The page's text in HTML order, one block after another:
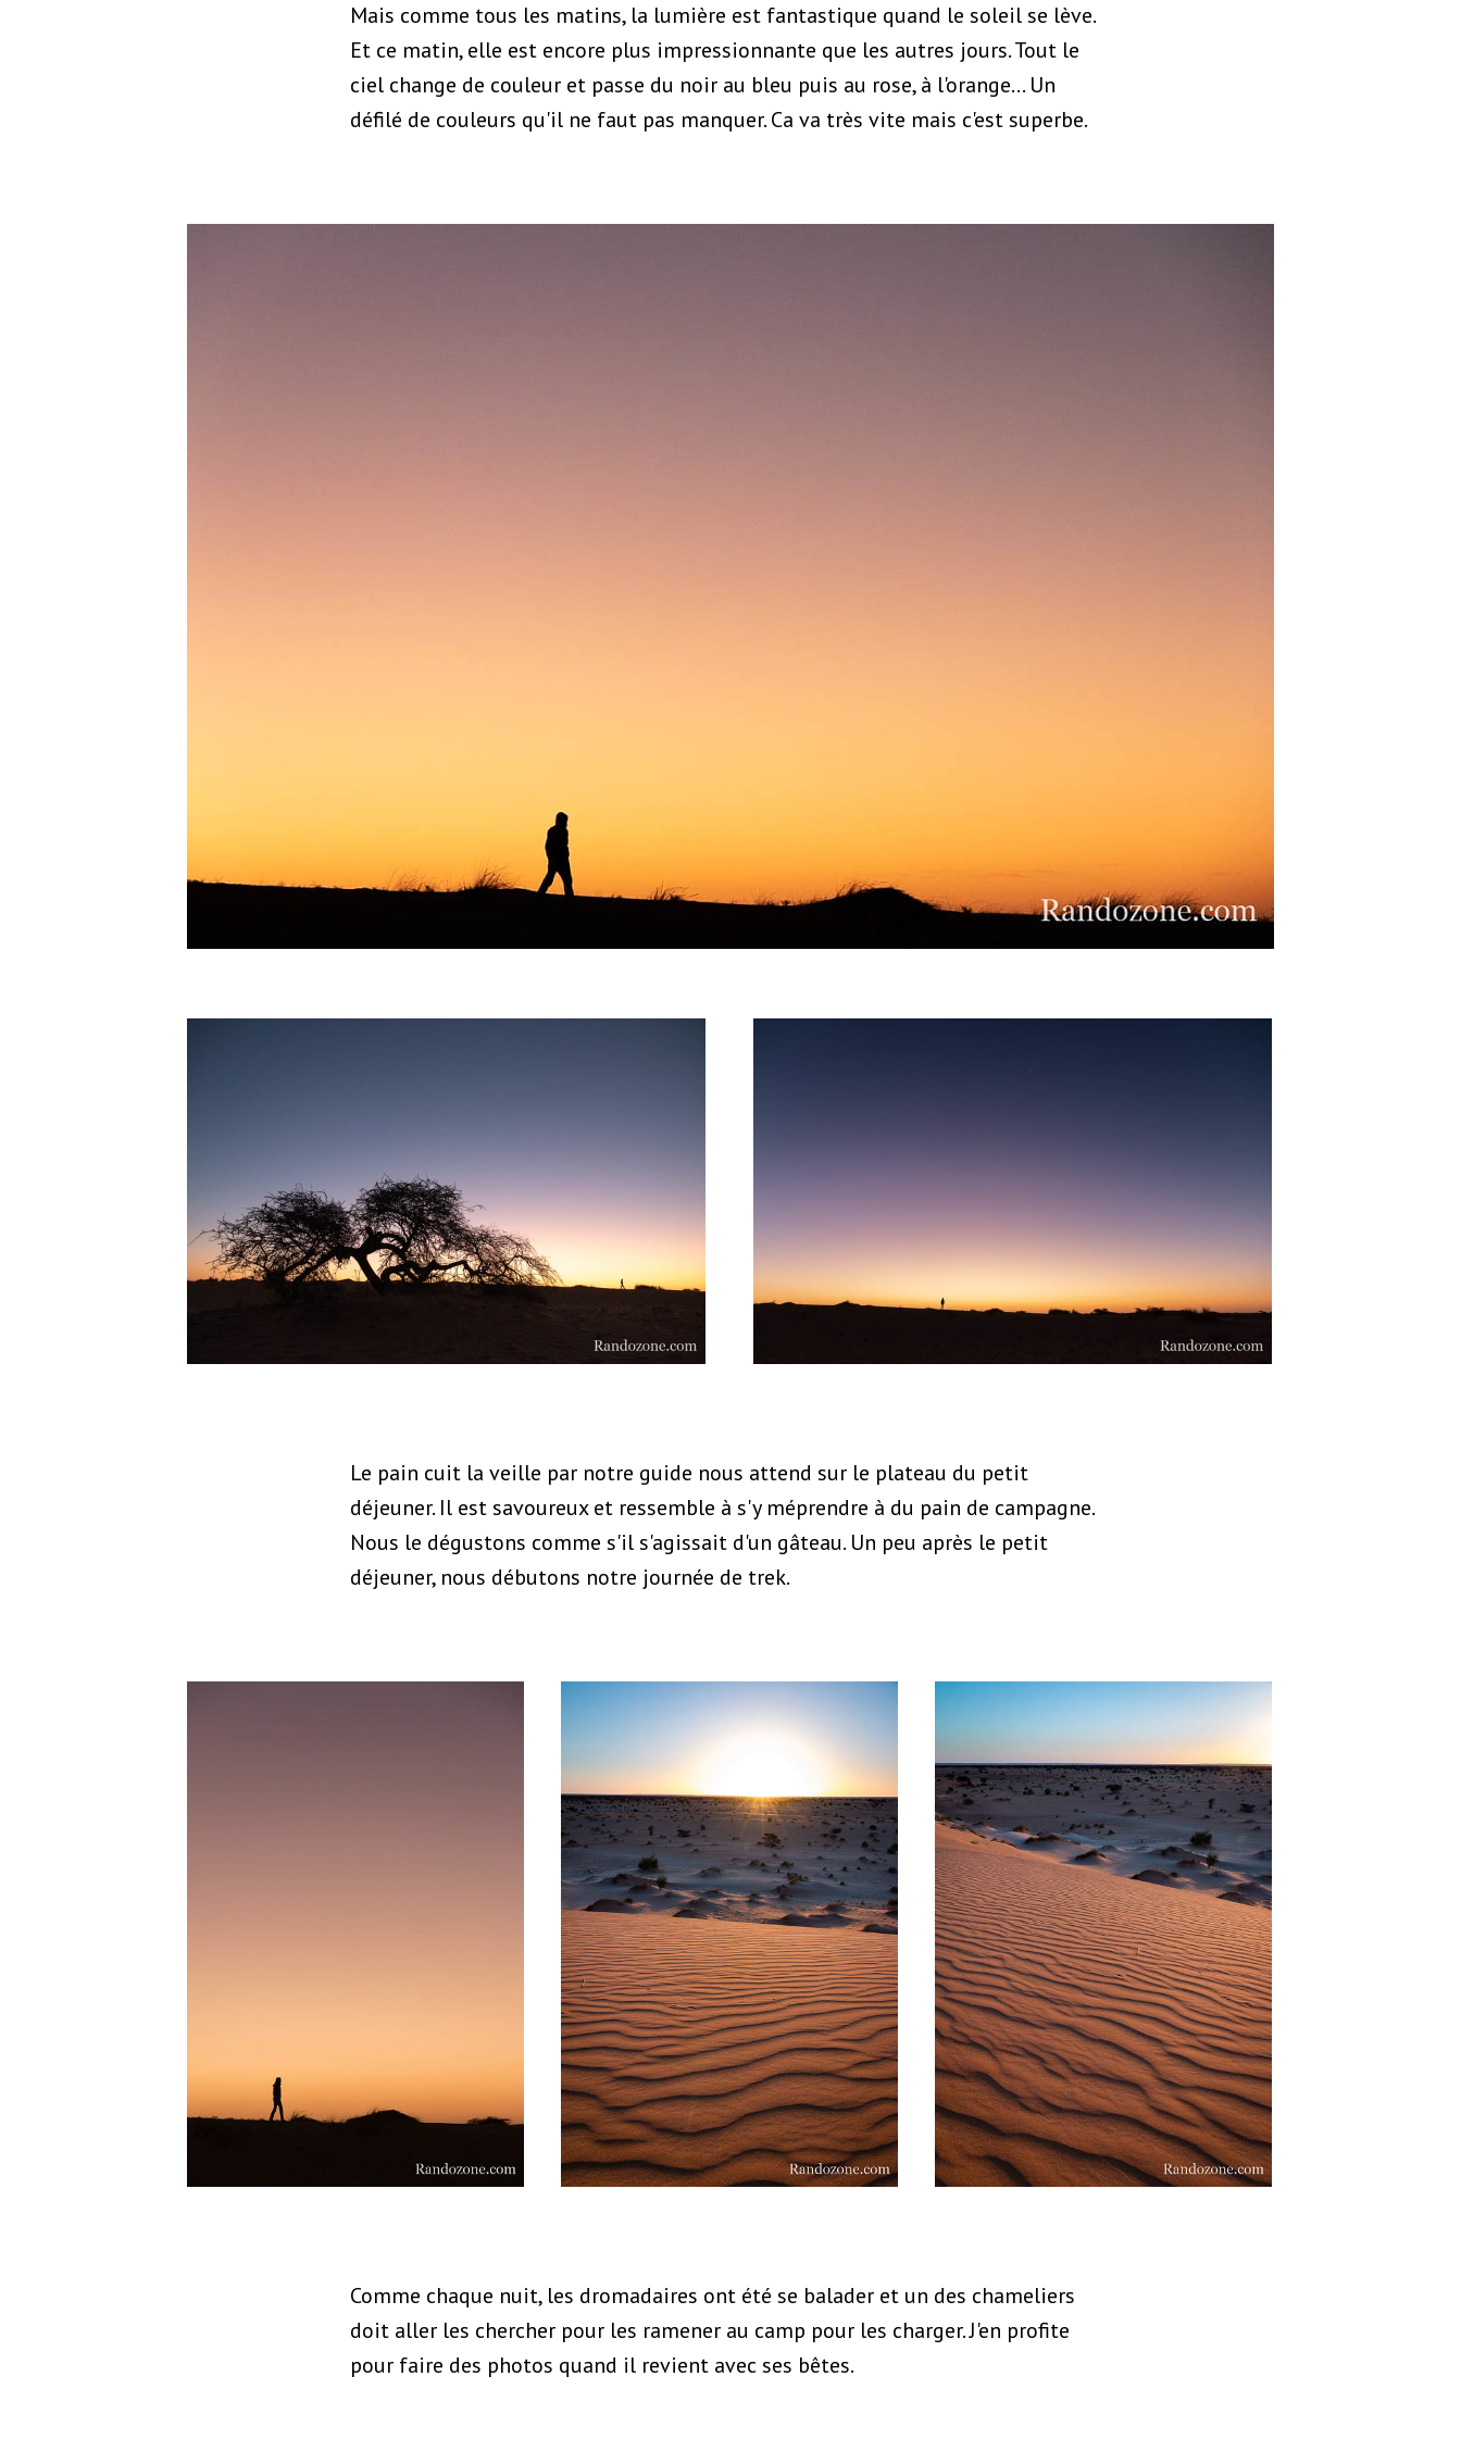
Mais comme tous les matins, la lumière est fantastique quand le soleil se lève.
Et ce matin, elle est encore plus impressionnante que les autres jours. Tout le
ciel change de couleur et passe du noir au bleu puis au rose, à l'orange... Un
défilé de couleurs qu'il ne faut pas manquer. Ca va très vite mais c'est superbe.
Le pain cuit la veille par notre guide nous attend sur le plateau du petit
déjeuner. Il est savoureux et ressemble à s'y méprendre à du pain de campagne.
Nous le dégustons comme s'il s'agissait d'un gâteau. Un peu après le petit
déjeuner, nous débutons notre journée de trek.
Comme chaque nuit, les dromadaires ont été se balader et un des chameliers
doit aller les chercher pour les ramener au camp pour les charger. J'en profite
pour faire des photos quand il revient avec ses bêtes.